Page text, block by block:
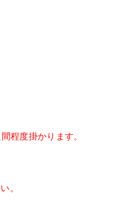
程度掛かります。
。